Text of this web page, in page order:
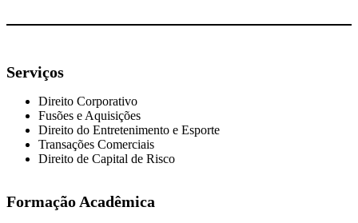
Serviços
Direito Corporativo
Fusões e Aquisições
Direito do Entretenimento e Esporte
Transações Comerciais
Direito de Capital de Risco
Formação Acadêmica